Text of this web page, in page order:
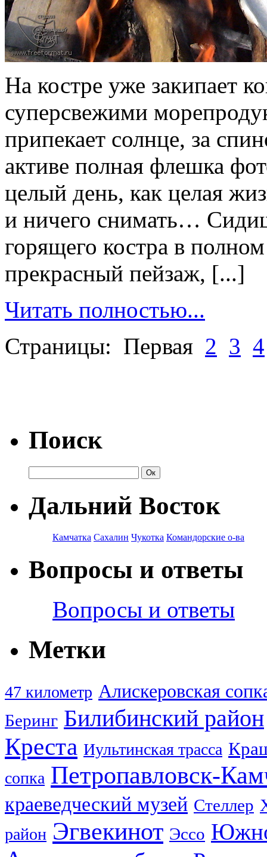
На костре уже закипает
суперсвежими
припекает солнце, за
активе полная флешка
целый день, как целая
и ничего снимать…
горящего костра в
прекрасный пейзаж, [...]
Читать полностью...
Страницы: Первая 2 3 4
Поиск
Дальний Восток
Камчатка Сахалин Чукотка Командорские о-ва
Вопросы и ответы
Вопросы и ответы
Метки
47 километр Алискеровская
Беринг Билибинский район
Креста Иультинская трасса
сопка Петропавловск-
краеведческий музей Стеллер
район Эгвекинот Эссо